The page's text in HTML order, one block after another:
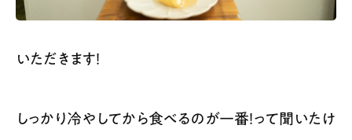
いただきます！
しっかり冷やしてから食べるのが一番！って聞いたけ